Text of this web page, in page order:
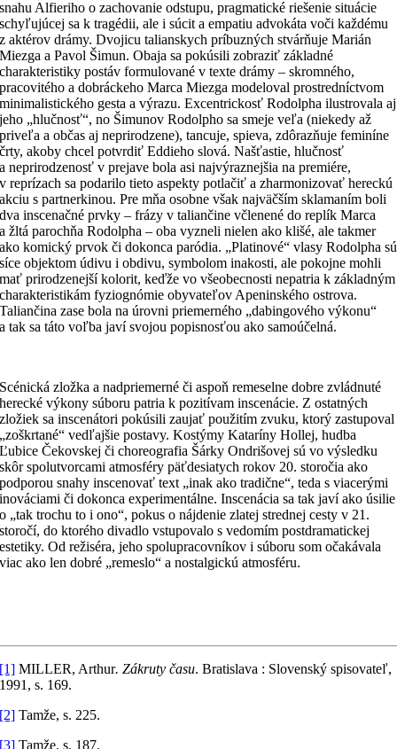
snahu Alfieriho o zachovanie odstupu, pragmatické riešenie situácie
schyľujúcej sa k tragédii, ale i súcit a empatiu advokáta voči každému
z aktérov drámy. Dvojicu talianskych príbuzných stvárňuje Marián
Miezga a Pavol Šimun. Obaja sa pokúsili zobraziť základné
charakteristiky postáv formulované v texte drámy – skromného,
pracovitého a dobráckeho Marca Miezga modeloval prostredníctvom
minimalistického gesta a výrazu. Excentrickosť Rodolpha ilustrovala aj
jeho „hlučnosť“, no Šimunov Rodolpho sa smeje veľa (niekedy až
priveľa a občas aj neprirodzene), tancuje, spieva, zdôrazňuje feminíne
črty, akoby chcel potvrdiť Eddieho slová. Našťastie, hlučnosť
a neprirodzenosť v prejave bola asi najvýraznejšia na premiére,
v reprízach sa podarilo tieto aspekty potlačiť a zharmonizovať hereckú
akciu s partnerkinou. Pre mňa osobne však najväčším sklamaním boli
dva inscenačné prvky – frázy v taliančine včlenené do replík Marca
a žltá parochňa Rodolpha – oba vyzneli nielen ako klišé, ale takmer
ako komický prvok či dokonca paródia. „Platinové“ vlasy Rodolpha sú
síce objektom údivu i obdivu, symbolom inakosti, ale pokojne mohli
mať prirodzenejší kolorit, keďže vo všeobecnosti nepatria k základným
charakteristikám fyziognómie obyvateľov Apeninského ostrova.
Taliančina zase bola na úrovni priemerného „dabingového výkonu“
a tak sa táto voľba javí svojou popisnosťou ako samoúčelná.
Scénická zložka a nadpriemerné či aspoň remeselne dobre zvládnuté
herecké výkony súboru patria k pozitívam inscenácie. Z ostatných
zložiek sa inscenátori pokúsili zaujať použitím zvuku, ktorý zastupoval
„zoškrtané“ vedľajšie postavy. Kostýmy Kataríny Hollej, hudba
Ľubice Čekovskej či choreografia Šárky Ondrišovej sú vo výsledku
skôr spolutvorcami atmosféry päťdesiatych rokov 20. storočia ako
podporou snahy inscenovať text „inak ako tradične“, teda s viacerými
inováciami či dokonca experimentálne. Inscenácia sa tak javí ako úsilie
o „tak trochu to i ono“, pokus o nájdenie zlatej strednej cesty v 21.
storočí, do ktorého divadlo vstupovalo s vedomím postdramatickej
estetiky. Od režiséra, jeho spolupracovníkov i súboru som očakávala
viac ako len dobré „remeslo“ a nostalgickú atmosféru.
[1] MILLER, Arthur. Zákruty času. Bratislava : Slovenský spisovateľ,
1991, s. 169.
[2] Tamže, s. 225.
[3] Tamže, s. 187.